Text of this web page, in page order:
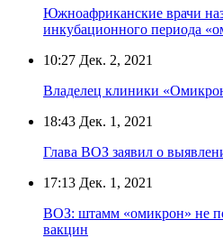
Южноафриканские врачи
инкубационного периода
10:27 Дек. 2, 2021
Владелец клиники
18:43 Дек. 1, 2021
Глава ВОЗ заявил о
17:13 Дек. 1, 2021
ВОЗ: штамм «омикрон» не
вакцин